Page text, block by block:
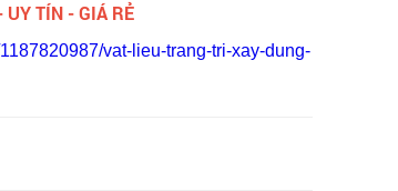
UY TÍN - GIÁ RẺ
vat-lieu-trang-tri-xay-dung-